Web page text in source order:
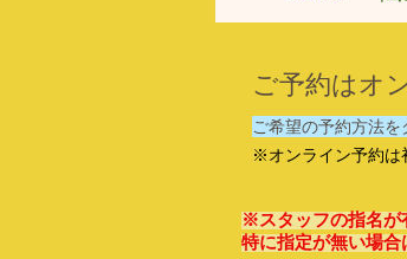
ご予約はオ
ご希望の予約方法を
※オンライン予約は
※スタッフの指名が
特に指定が無い場合